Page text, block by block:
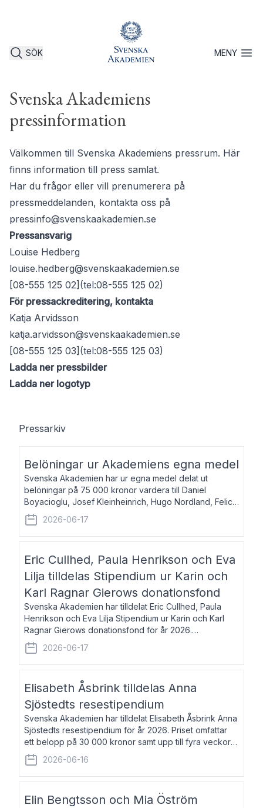
SÖK MENYÖppna
Svenska Akademiens
pressinformation
Välkommen till Svenska Akademiens pressrum. Här
finns information till press samlat.
Har du frågor eller vill prenumerera på
pressmeddelanden, kontakta oss på
pressinfo@svenskaakademien.se
Pressansvarig
Louise Hedberg
louise.hedberg@svenskaakademien.se
[08-555 125 02](tel:08-555 125 02)
För pressackreditering, kontakta
Katja Arvidsson
katja.arvidsson@svenskaakademien.se
[08-555 125 03](tel:08-555 125 03)
Ladda ner pressbilder
Ladda ner logotyp
Pressarkiv
Belöningar ur Akademiens egna medel
Svenska Akademien har ur egna medel delat ut
belöningar på 75 000 kronor vardera till Daniel
Boyacioglu, Josef Kleinheinrich, Hugo Nordland, Felicia
Stenroth och Svante Strandberg. Daniel Boyacioglu,
född 1981, är poet och scenartist. Josef
2026-06-17
Eric Cullhed, Paula Henrikson och Eva
Lilja tilldelas Stipendium ur Karin och
Karl Ragnar Gierows donationsfond
Svenska Akademien har tilldelat Eric Cullhed, Paula
Henrikson och Eva Lilja Stipendium ur Karin och Karl
Ragnar Gierows donationsfond för år 2026.
Stipendiebeloppet är på 70 000 kronor vardera. Eric
Cullhed, född 1985, är professor i grekis
2026-06-17
Elisabeth Åsbrink tilldelas Anna
Sjöstedts resestipendium
Svenska Akademien har tilldelat Elisabeth Åsbrink Anna
Sjöstedts resestipendium för år 2026. Priset omfattar
ett belopp på 30 000 kronor samt upp till fyra veckors
fri vistelse i Akademiens lägenhet i Berlin. Elisabeth
Åsbrink, född 1965 oc
2026-06-16
Elin Bengtsson och Mia Öström